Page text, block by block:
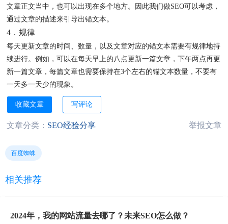
文章正文当中，也可以出现在多个地方。因此我们做SEO可以考虑，
通过文章的描述来引导出锚文本。
4．规律
每天更新文章的时间、数量，以及文章对应的锚文本需要有规律地持
续进行。例如，可以在每天早上的八点更新一篇文章，下午两点再更
新一篇文章，每篇文章也需要保持在3个左右的锚文本数量，不要有
一天多一天少的现象。
收藏文章 写评论
文章分类： SEO经验分享 举报文章
百度蜘蛛
相关推荐
2024年，我的网站流量去哪了？未来SEO怎么做？